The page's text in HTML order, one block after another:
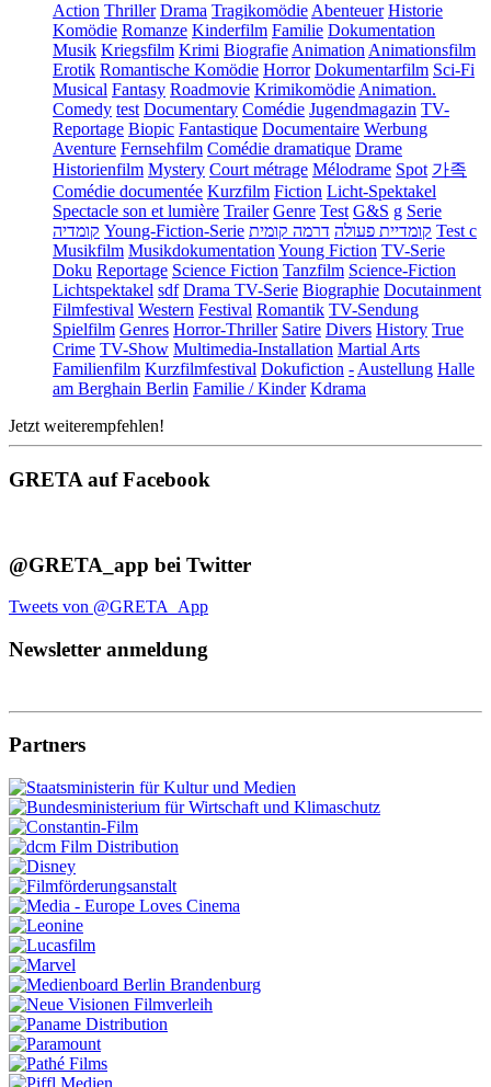
Action Thriller Drama TragikomödieAbenteuer Historie
Komödie Romanze Kinderfilm Familie Dokumentation
Musik Kriegsfilm Krimi BiografieAnimationAnimationsfilm
Erotik Romantische Komödie Horror Dokumentarfilm Sci-Fi
Musical Fantasy Roadmovie KrimikomödieAnimation.
Comedy test Documentary Comédie Jugendmagazin TV-
Reportage Biopic Fantastique Documentaire Werbung
Aventure Fernsehfilm Comédie dramatique Drame
Historienfilm Mystery Court métrage Mélodrame Spot 가족
Comédie documentée Kurzfilm Fiction Licht-Spektakel
Spectacle son et lumière Trailer Genre Test G&S g Serie
קומדיה Young-Fiction-Serie קומדיית פעולה דרמה קומית
Test c
Musikfilm MusikdokumentationYoung Fiction TV-Serie
Doku Reportage Science Fiction Tanzfilm Science-Fiction
Lichtspektakel sdf Drama TV-Serie Biographie Docutainment
Filmfestival Western Festival Romantik TV-Sendung
Spielfilm Genres Horror-Thriller Satire Divers History True
Crime TV-Show Multimedia-Installation Martial Arts
Familienfilm Kurzfilmfestival Dokufiction -Austellung Halle
am Berghain Berlin Familie / Kinder Kdrama
Jetzt weiterempfehlen!
GRETA auf Facebook
@GRETA_app bei Twitter
Tweets von @GRETA_App
Newsletter anmeldung
Partners